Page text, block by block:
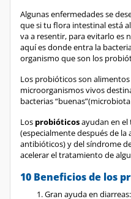
Algunas enfermedades se
que si tu flora intestinal está
va a resentir, para evitarlo es
aquí es donde entra la
organismo que son los
Los probióticos son
microorganismos vivos
bacterias
Los probióticosayudan en
(especialmente después de
antibióticos) y del síndrome
acelerar el tratamiento de
10 Beneficios de los
Gran ayuda en